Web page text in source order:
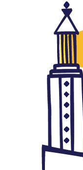
Jornadas
quemadas
septiembre 24, 2014